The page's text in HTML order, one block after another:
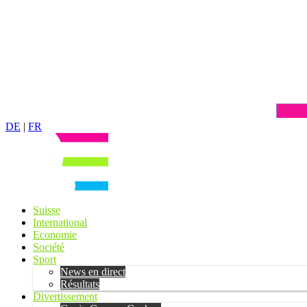
DE | FR
Suisse
International
Economie
Société
Sport
News en direct
Résultats
Divertissement